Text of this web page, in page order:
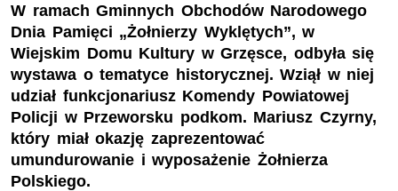
W ramach Gminnych Obchodów Narodowego
Dnia Pamięci „Żołnierzy Wyklętych”, w
Wiejskim Domu Kultury w Grzęsce, odbyła się
wystawa o tematyce historycznej. Wziął w niej
udział funkcjonariusz Komendy Powiatowej
Policji w Przeworsku podkom. Mariusz Czyrny,
który miał okazję zaprezentować
umundurowanie i wyposażenie Żołnierza
Polskiego.